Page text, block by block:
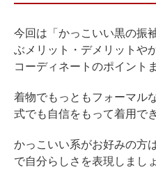
今回は「かっこいい黒の振
ぶメリット・デメリットや
コーディネートのポイント
着物でもっともフォーマル
式でも自信をもって着用で
かっこいい系がお好みの方
で自分らしさを表現しましょ